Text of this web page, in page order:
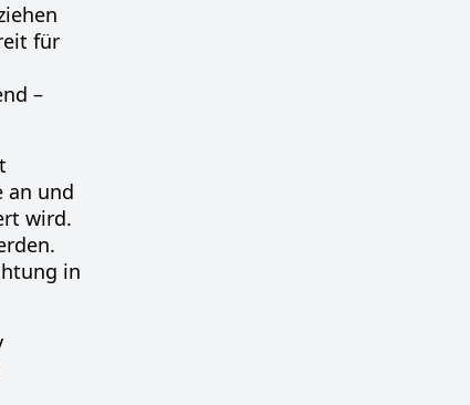
für
–
an und
wird.
in